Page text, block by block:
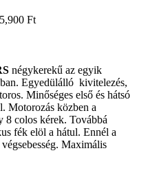
Ft
négykerekű az egyik
Egyedülálló kivitelezés,
Minőséges első és hátsó
Motorozás közben a
8 colos kérek. Továbbá
fék elöl a hátul. Ennél a
Maximális